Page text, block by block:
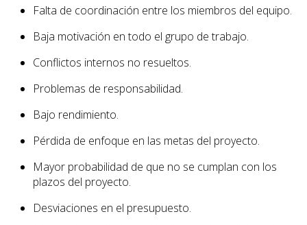
Falta de coordinación entre los miembros del equipo.
Baja motivación en todo el grupo de trabajo.
Conflictos internos no resueltos.
Problemas de responsabilidad.
Bajo rendimiento.
Pérdida de enfoque en las metas del proyecto.
Mayor probabilidad de que no se cumplan con los
plazos del proyecto.
Desviaciones en el presupuesto.